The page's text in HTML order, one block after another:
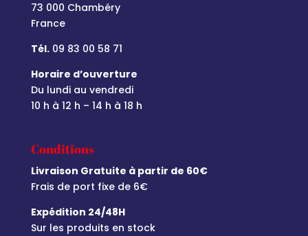
73 000 Chambéry
France
Tél.09 83 00 58 71
Horaire d’ouverture
Du lundi au vendredi
10 h à 12 h – 14 h à 18 h
Conditions
Livraison Gratuite à partir de 60€
Frais de port fixe de 6€
Expédition 24/48H
Sur les produits en stock